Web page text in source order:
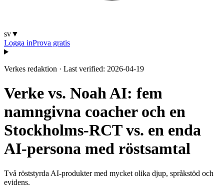
sv▼
Logga inProva gratis
Verkes redaktion · Last verified: 2026-04-19
Verke vs. Noah AI: fem
namngivna coacher och en
Stockholms-RCT vs. en enda
AI-persona med röstsamtal
Två röststyrda AI-produkter med mycket olika djup, språkstöd och
evidens.